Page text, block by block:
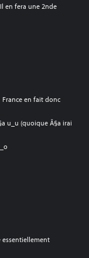
en fera une 2nde
en fait donc
u_u (quoique Ã§a irai